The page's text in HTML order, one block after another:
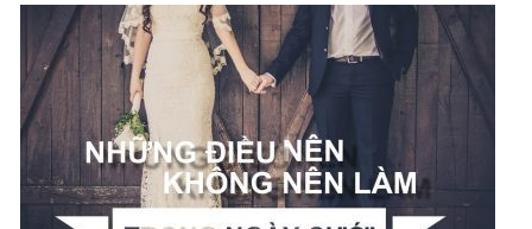
ngũ
hành.